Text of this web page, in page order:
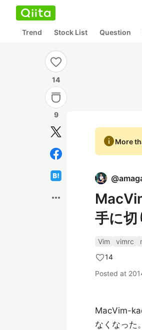
Trend Stock List Question
14
9
more_horiz
infoMore
@
手に切
Vim vimrc
14
Posted at
MacVim-
なくなった。